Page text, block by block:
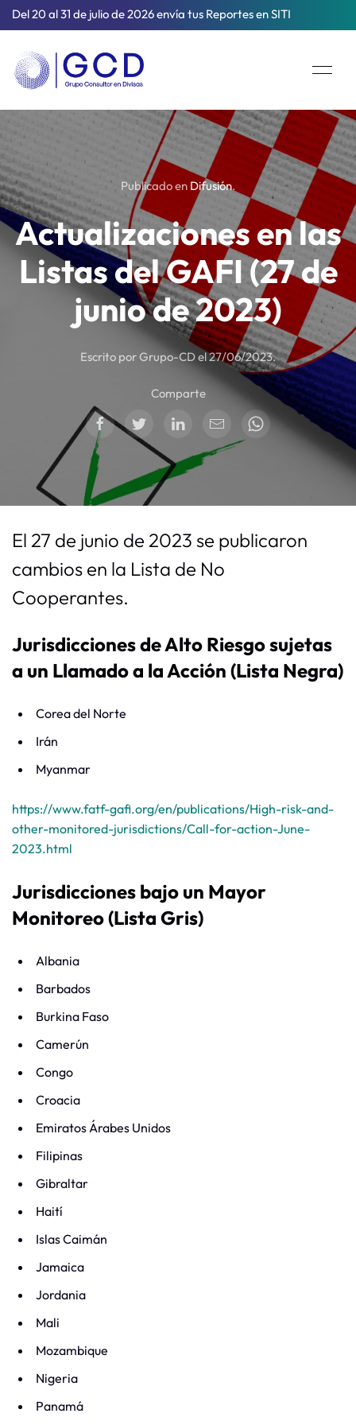
Del 20 al 31 de julio de 2026 envía tus Reportes en SITI
Publicado en Difusión.
Actualizaciones en las
Listas del GAFI (27 de
junio de 2023)
Escrito por Grupo-CD el27/06/2023.
Comparte
El 27 de junio de 2023 se publicaron
cambios en la Lista de No
Cooperantes.
Jurisdicciones de Alto Riesgo sujetas
a un Llamado a la Acción (Lista Negra)
Corea del Norte
Irán
Myanmar
https://www.fatf-gafi.org/en/publications/High-risk-and-
other-monitored-jurisdictions/Call-for-action-June-
2023.html
Jurisdicciones bajo un Mayor
Monitoreo (Lista Gris)
Albania
Barbados
Burkina Faso
Camerún
Congo
Croacia
Emiratos Árabes Unidos
Filipinas
Gibraltar
Haití
Islas Caimán
Jamaica
Jordania
Mali
Mozambique
Nigeria
Panamá